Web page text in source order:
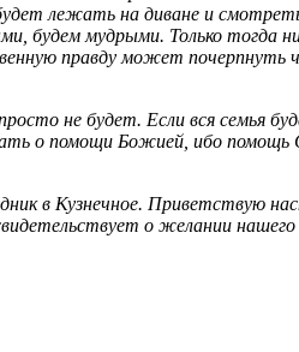
лежать на диване и
будем мудрыми. Только тогда
правду может почерпнуть
не будет. Если вся семья
о помощи Божией, ибо помощь
в Кузнечное. Приветствую
о желании